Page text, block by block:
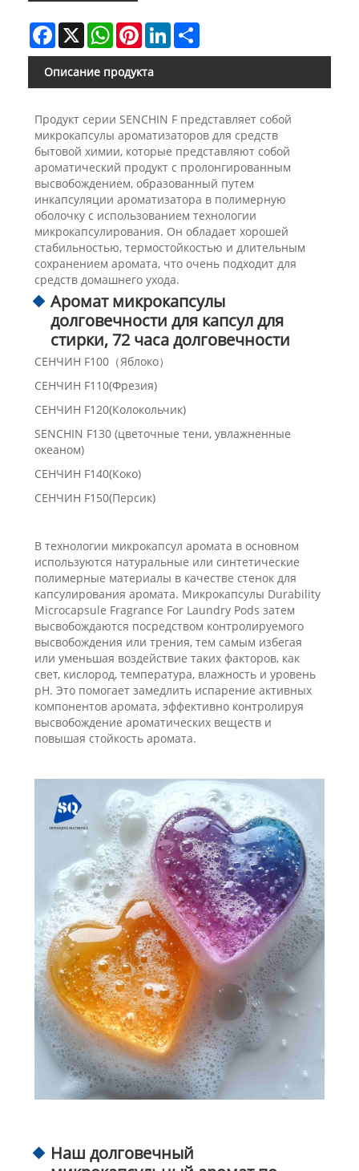
Facebook
X WhatsAppPinterestLinkedIn
Описание продукта
Продукт серии SENCHIN F представляет собой
микрокапсулы ароматизаторов для средств
бытовой химии, которые представляют собой
ароматический продукт с пролонгированным
высвобождением, образованный путем
инкапсуляции ароматизатора в полимерную
оболочку с использованием технологии
микрокапсулирования. Он обладает хорошей
стабильностью, термостойкостью и длительным
сохранением аромата, что очень подходит для
средств домашнего ухода.
Аромат микрокапсулы
долговечности для капсул для
стирки, 72 часа долговечности
СЕНЧИН F100（Яблоко）
СЕНЧИН F110(Фрезия)
СЕНЧИН F120(Колокольчик)
SENCHIN F130 (цветочные тени, увлажненные
океаном)
СЕНЧИН F140(Коко)
СЕНЧИН F150(Персик)
В технологии микрокапсул аромата в основном
используются натуральные или синтетические
полимерные материалы в качестве стенок для
капсулирования аромата. Микрокапсулы Durability
Microcapsule Fragrance For Laundry Pods затем
высвобождаются посредством контролируемого
высвобождения или трения, тем самым избегая
или уменьшая воздействие таких факторов, как
свет, кислород, температура, влажность и уровень
pH. Это помогает замедлить испарение активных
компонентов аромата, эффективно контролируя
высвобождение ароматических веществ и
повышая стойкость аромата.
Наш долговечный